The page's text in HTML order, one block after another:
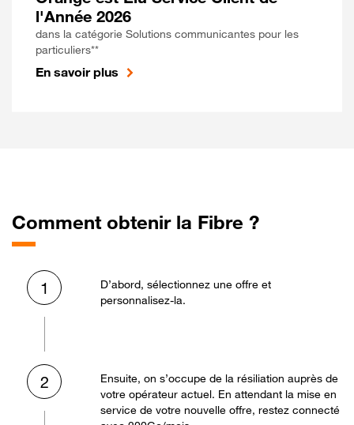
l'Année 2026
dans la catégorie Solutions communicantes pour les
particuliers**
En savoir plus
Comment obtenir la Fibre ?
1
D’abord, sélectionnez une offre et
personnalisez-la.
2
Ensuite, on s’occupe de la résiliation auprès de
votre opérateur actuel. En attendant la mise en
service de votre nouvelle offre, restez connecté